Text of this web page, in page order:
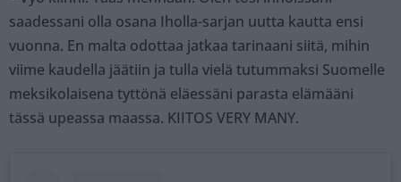
saadessani olla osana Iholla-sarjan uutta kautta ensi
vuonna. En malta odottaa jatkaa tarinaani siitä, mihin
viime kaudella jäätiin ja tulla vielä tutummaksi Suomelle
meksikolaisena tyttönä eläessäni parasta elämääni
tässä upeassa maassa. KIITOS VERY MANY.